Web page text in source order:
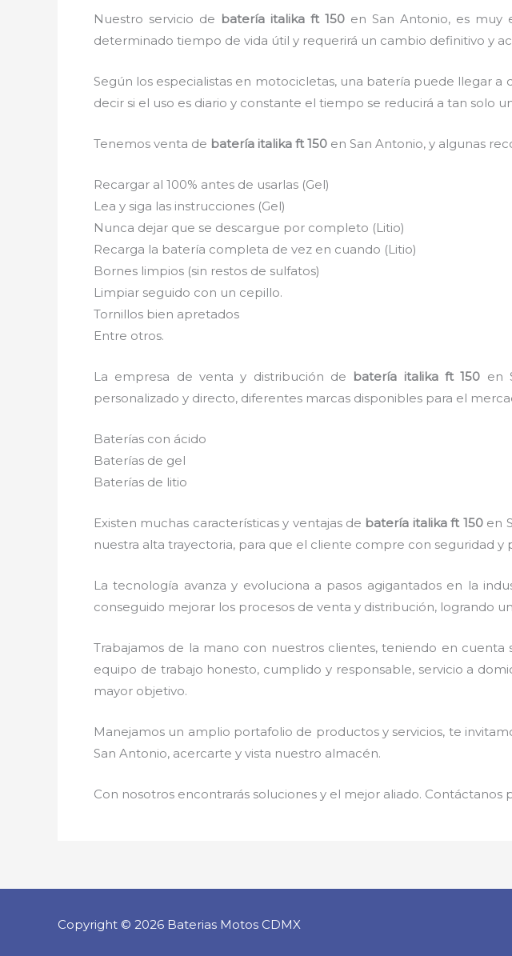
Nuestro servicio de batería italika ft 150 en San Antonio, es muy
determinado tiempo de vida útil y requerirá un cambio definitivo y
Según los especialistas en motocicletas, una batería puede llegar
decir si el uso es diario y constante el tiempo se reducirá a tan solo
Tenemos venta de batería italika ft 150 en San Antonio, y algunas
Recargar al 100% antes de usarlas (Gel)
Lea y siga las instrucciones (Gel)
Nunca dejar que se descargue por completo (Litio)
Recarga la batería completa de vez en cuando (Litio)
Bornes limpios (sin restos de sulfatos)
Limpiar seguido con un cepillo.
Tornillos bien apretados
Entre otros.
La empresa de venta y distribución de batería italika ft 150 en
personalizado y directo, diferentes marcas disponibles para el
Baterías con ácido
Baterías de gel
Baterías de litio
Existen muchas características y ventajas de batería italika ft 150 en
nuestra alta trayectoria, para que el cliente compre con seguridad y
La tecnología avanza y evoluciona a pasos agigantados en la
conseguido mejorar los procesos de venta y distribución, logrando
Trabajamos de la mano con nuestros clientes, teniendo en cuenta
equipo de trabajo honesto, cumplido y responsable, servicio a
mayor objetivo.
Manejamos un amplio portafolio de productos y servicios, te
San Antonio, acercarte y vista nuestro almacén.
Con nosotros encontrarás soluciones y el mejor aliado. Contáctanos
Copyright © 2026 Baterias Motos CDMX